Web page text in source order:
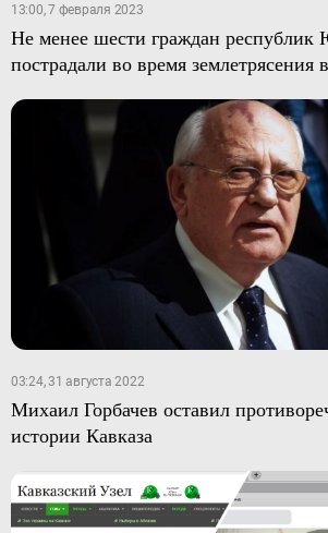
13:00, 7 февраля 2023
Не менее шести граждан республик
пострадали во время землетрясения
03:24, 31 августа 2022
Михаил Горбачев оставил
истории Кавказа